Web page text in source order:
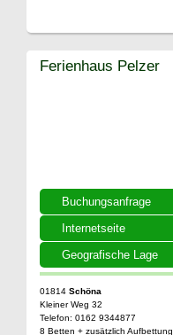
Buchungsanfrage
Internetseite
Geografische Lage
Ferienhaus Pelzer
01814 Schöna
Kleiner Weg 32
Telefon: 0162 9344877
8 Betten + zusätzlich Aufbettung